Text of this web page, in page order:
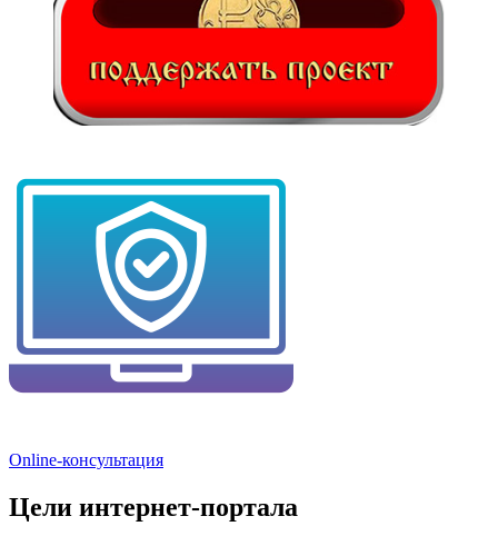
Online-консультация
Цели интернет-портала